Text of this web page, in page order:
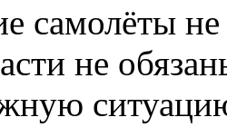
самолёты
не